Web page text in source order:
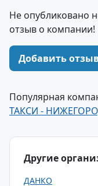
Не опубликовано
отзыв о компании!
Добавить
Популярная
ТАКСИ -
Другие
ДАНКО